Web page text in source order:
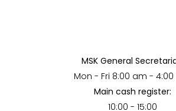
MSK General
Mon - Fri 8:00 am -
Main cash register:
10:00 - 15:00